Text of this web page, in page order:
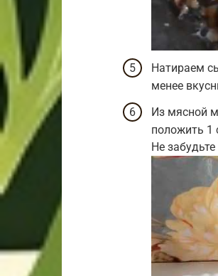
Натираем
менее
Из мясной
положить 1
Не